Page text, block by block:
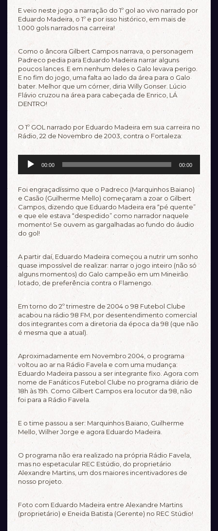
E veio neste jogo a narração do 1º gol ao vivo narrado por
Eduardo Madeira, o 1º e por isso histórico, em mais de
1.000 gols narrados na carreira!
Como o âncora Gilbert Campos narrava, o personagem
Padreco pedia para Eduardo Madeira narrar alguns
poucos lances. E em nenhum deles o Galo levava perigo.
E no fim do jogo, uma falta ao lado da área para o Galo
bater. Melhor que um córner, diria Willy Gonser. Lúcio
Flávio cruzou na área para cabeçada de Enrico, LÁ
DENTRO!
O 1º GOL narrado por Eduardo Madeira em sua carreira no
Rádio, 22 de Novembro de 2003, contra o Fortaleza:
Tocador
00:00 00:00
Foi engraçadíssimo que o Padreco (Marquinhos Baiano)
e Casão (Guilherme Mello) começaram a zoar o Gilbert
Campos, dizendo que Eduardo Madeira era “pé quente”
e que ele estava “despedido” como narrador naquele
momento! Se ouvem as gargalhadas ao fundo do áudio
do gol!
A partir daí, Eduardo Madeira começou a nutrir um sonho
quase impossível de realizar: narrar o jogo inteiro (não só
alguns momentos) do Galo campeão em um Mineirão
lotado, de preferência contra o Flamengo.
Em torno do 2º trimestre de 2004 o 98 Futebol Clube
acabou na rádio 98 FM, por desentendimento comercial
dos integrantes com a diretoria da época da 98 (que não
é mesma que a atual).
Aproximadamente em Novembro 2004, o programa
voltou ao ar na Rádio Favela e com uma mudança:
Eduardo Madeira passou a ser integrante fixo. Agora com
nome de Fanáticos Futebol Clube no programa diário de
18h às 19h. Como Gilbert Campos era locutor da 98, não
foi para a Rádio Favela.
E o time passou a ser: Marquinhos Baiano, Guilherme
Mello, Wilher Jorge e agora Eduardo Madeira.
O programa não era realizado na própria Rádio Favela,
mas no espetacular REC Estúdio, do proprietário
Alexandre Martins, um dos maiores incentivadores de
nosso projeto.
Foto com Eduardo Madeira entre Alexandre Martins
(proprietário) e Eneida Batista (Gerente) no REC Stúdio!